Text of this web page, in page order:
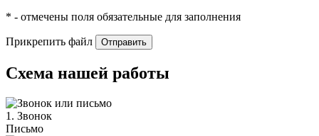
* - отмечены поля обязательные для заполнения
Прикрепить файл Отправить
Схема нашей работы
1. Звонок
Письмо